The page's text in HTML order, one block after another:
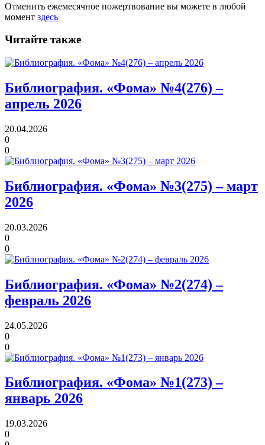
Отменить ежемесячное пожертвование вы можете в любой
момент здесь
Читайте также
Библиография. «Фома» №4(276) –
апрель 2026
20.04.2026
0
0
Библиография. «Фома» №3(275) – март
2026
20.03.2026
0
0
Библиография. «Фома» №2(274) –
февраль 2026
24.05.2026
0
0
Библиография. «Фома» №1(273) –
январь 2026
19.03.2026
0